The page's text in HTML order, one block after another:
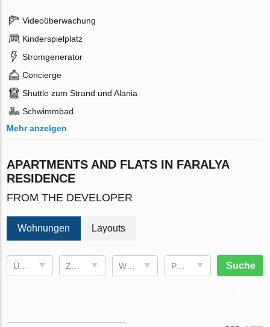
Videoüberwachung
Kinderspielplatz
Stromgenerator
Concierge
Shuttle zum Strand und Alania
Schwimmbad
Mehr anzeigen
APARTMENTS AND FLATS IN FARALYA
RESIDENCE
FROM THE DEVELOPER
Wohnungen Layouts
Wohnfläche Preis, € Suche